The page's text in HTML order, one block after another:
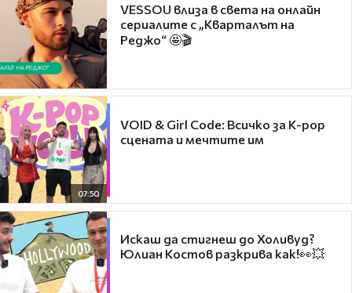
VESSOU влиза в света на онлайн
сериалите с „Кварталът на
Реджо“ 🤩🎬
07:50
VOID & Girl Code: Всичко за K-pop
сцената и мечтите им
Искаш да стигнеш до Холивуд?
Юлиан Костов разкрива как!👀💥